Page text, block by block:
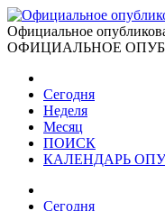
Официальное
ОФИЦИАЛЬНОЕ
Сегодня
Неделя
Месяц
ПОИСК
КАЛЕНДАРЬ
Сегодня